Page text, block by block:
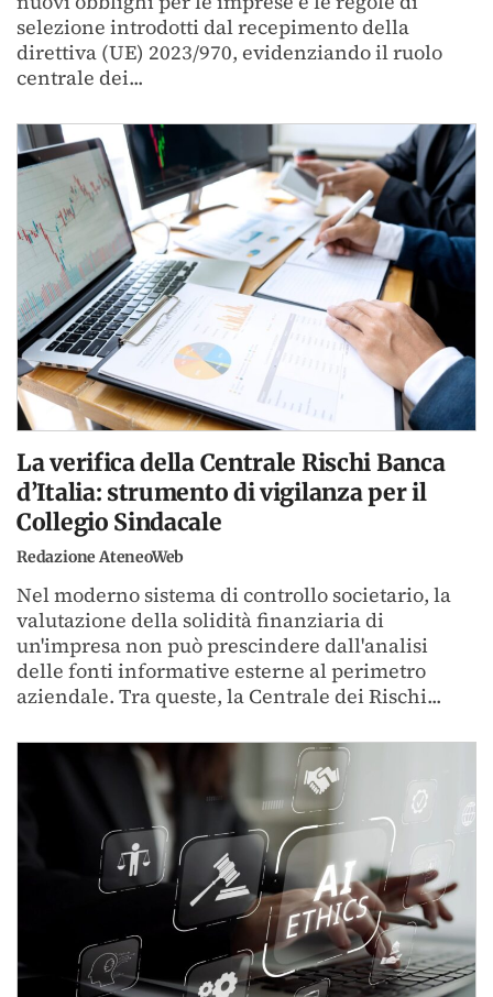
selezione introdotti dal recepimento della
direttiva (UE) 2023/970, evidenziando il ruolo
centrale dei...
La verifica della Centrale Rischi Banca
d’Italia: strumento di vigilanza per il
Collegio Sindacale
Redazione AteneoWeb
Nel moderno sistema di controllo societario, la
valutazione della solidità finanziaria di
un'impresa non può prescindere dall'analisi
delle fonti informative esterne al perimetro
aziendale. Tra queste, la Centrale dei Rischi...